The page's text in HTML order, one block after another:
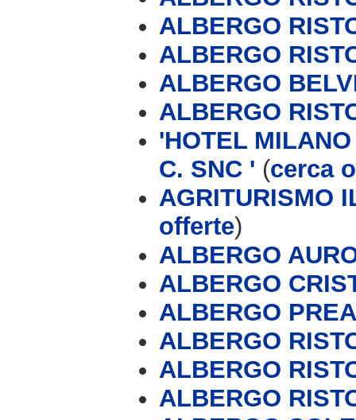
ALBERGO
ALBERGO
ALBERGO
ALBERGO
'HOTEL
C. SNC ' (cerca
AGRITURISMO
offerte)
ALBERGO
ALBERGO
ALBERGO
ALBERGO
ALBERGO
ALBERGO